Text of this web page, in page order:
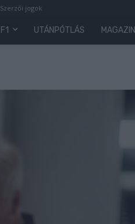
Szerzői jogok
F1 UTÁNPÓTLÁS MAGAZIN